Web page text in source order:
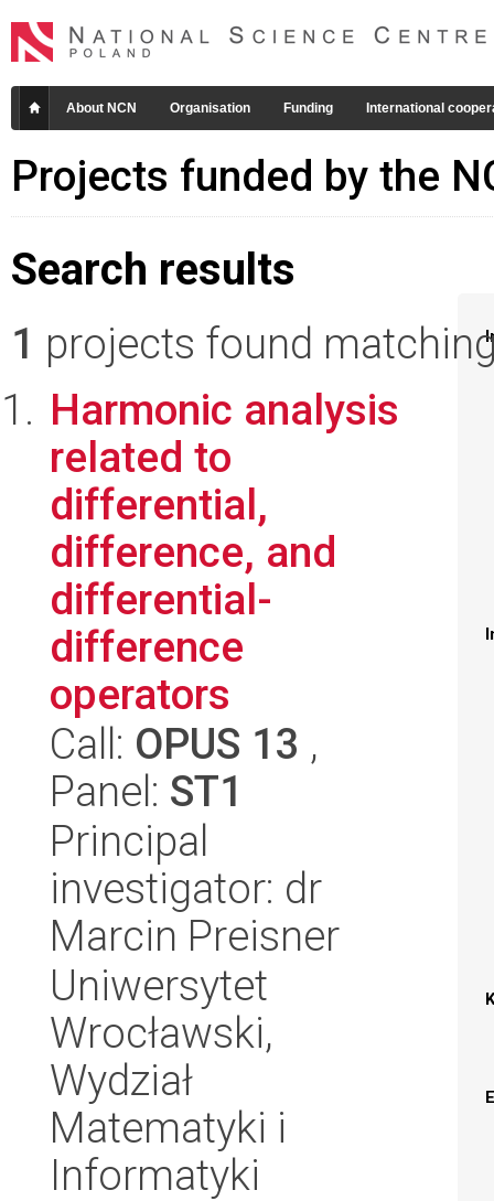
About NCN Organisation Funding International
Projects funded by the
Search results
1 projects found
Harmonic analysis
related to
differential,
difference, and
differential-
difference
operators
Call: OPUS 13 ,
Panel: ST1
Principal
investigator: dr
Marcin Preisner
Uniwersytet
Wrocławski,
Wydział
Matematyki i
Informatyki